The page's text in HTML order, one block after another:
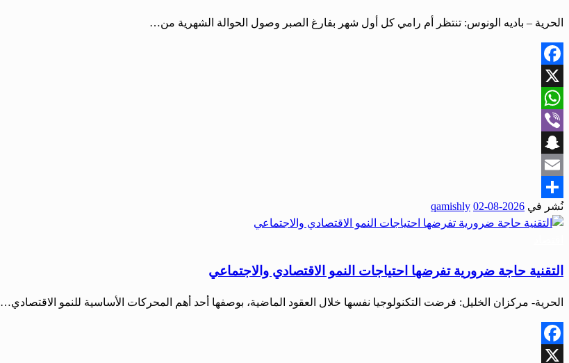
الحرية – باديه الونوس: تنتظر أم رامي كل أول شهر بفارغ الصبر وصول الحوالة الشهرية من…
Facebook
X
WhatsApp
Viber
Snapchat
Email
Share
نُشر في 2026-08-02
qamishly
التقنية حاجة ضرورية تفرضها احتياجات النمو الاقتصادي والاجتماعي
الحرية- مركزان الخليل: فرضت التكنولوجيا نفسها خلال العقود الماضية، بوصفها أحد أهم المحركات الأساسية للنمو الاقتصادي…
Facebook